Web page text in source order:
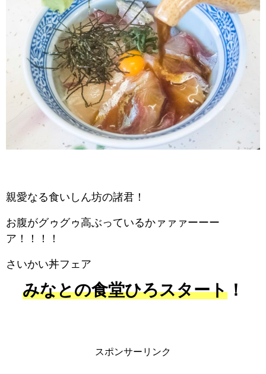
親愛なる食いしん坊の諸君！
お腹がグゥグゥ高ぶっているかァァァーーー
ア！！！！
さいかい丼フェア
みなとの食堂ひろスタート！
スポンサーリンク